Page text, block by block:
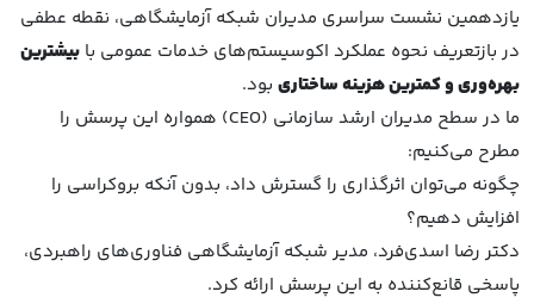
یازدهمین نشست سراسری مدیران شبکه آزمایشگاهی، نقطه عطفی
در بازتعریف نحوه عملکرد اکوسیستم‌های خدمات عمومی با بیشترین
بهره‌وری و کمترین هزینه ساختاری بود.
ما در سطح مدیران ارشد سازمانی (CEO) همواره این پرسش را
مطرح می‌کنیم:
چگونه می‌توان اثرگذاری را گسترش داد، بدون آنکه بروکراسی را
افزایش دهیم؟
دکتر رضا اسدی‌فرد، مدیر شبکه آزمایشگاهی فناوری‌های راهبردی،
پاسخی قانع‌کننده به این پرسش ارائه کرد.